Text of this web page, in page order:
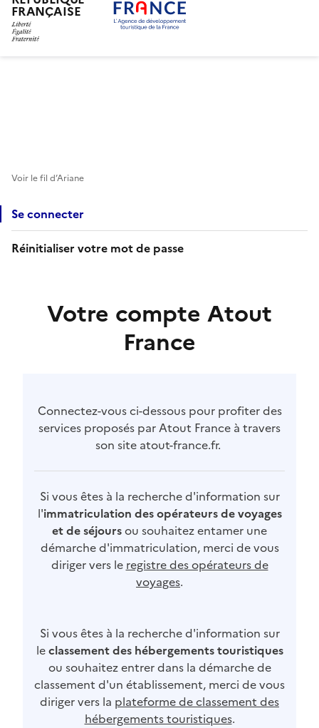
FRANÇAISE
Voir le fil d’Ariane
Se connecter
Réinitialiser votre mot de passe
Votre compte Atout
France
Connectez-vous ci-dessous pour profiter des
services proposés par Atout France à travers
son site atout-france.fr.
Si vous êtes à la recherche d'information sur
l'immatriculation des opérateurs de voyages
et de séjoursou souhaitez entamer une
démarche d'immatriculation, merci de vous
diriger vers le registre des opérateurs de
voyages.
Si vous êtes à la recherche d'information sur
leclassement des hébergements touristiques
ou souhaitez entrer dans la démarche de
classement d'un établissement, merci de vous
diriger vers la plateforme de classement des
hébergements touristiques.